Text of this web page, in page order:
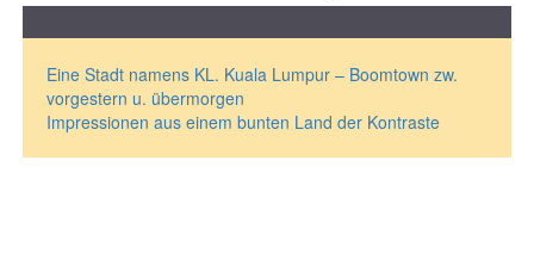
Eine Stadt namens KL. Kuala Lumpur – Boomtown zw.
vorgestern u. übermorgen
Impressionen aus einem bunten Land der Kontraste